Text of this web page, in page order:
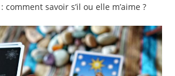
savoir s’il ou elle m’aime ?